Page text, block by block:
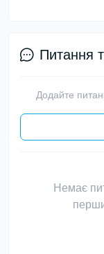
Питання
Додайте
Немає